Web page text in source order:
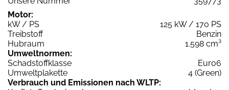
Motor:
kW / PS
125 kW / 170 PS
Treibstoff
Benzin
Hubraum
1.598 cm³
Umweltnormen:
Schadstoffklasse
Euro6
Umweltplakette
4 (Green)
Verbrauch und Emissionen nach WLTP: